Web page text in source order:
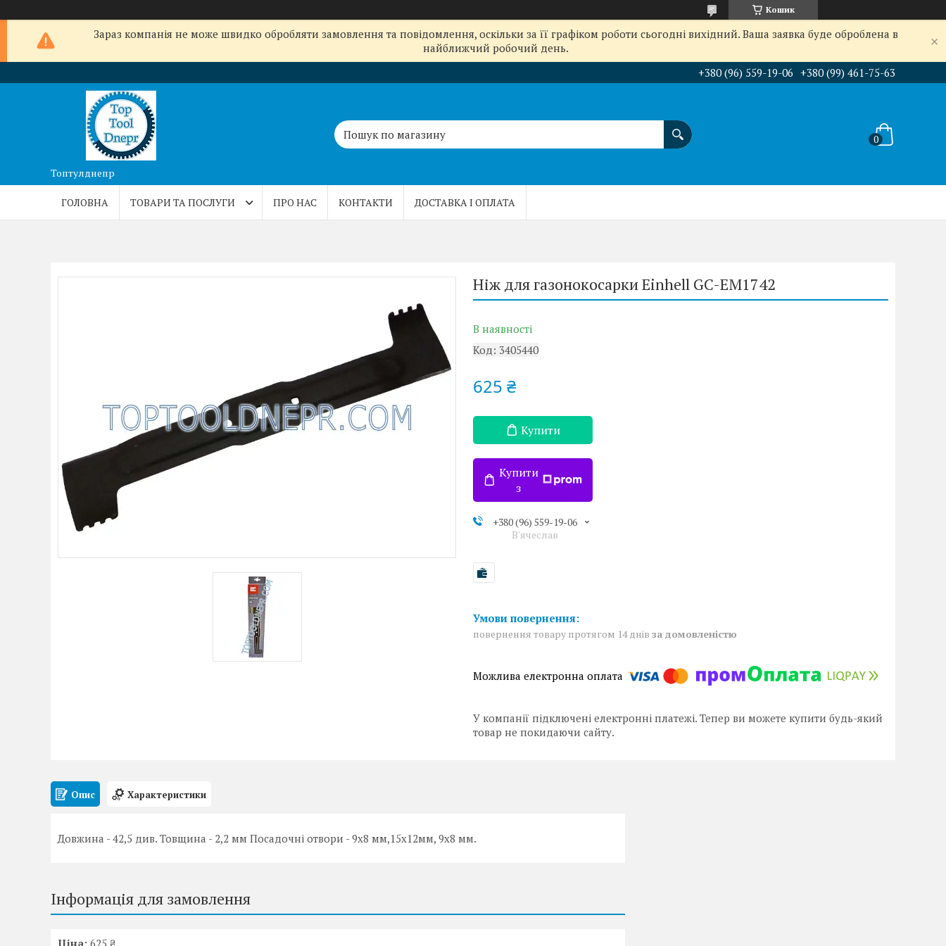
Кошик
Зараз компанія не може швидко обробляти замовлення та повідомлення, оскільки за її графіком роботи сьогодні вихідний. Ваша заявка буде оброблена в
найближчий робочий день.
+380 (96) 559-19-06 +380 (99) 461-75-63
Топтулднепр
ГОЛОВНА ТОВАРИ ТА ПОСЛУГИ ПРО НАС КОНТАКТИ ДОСТАВКА І ОПЛАТА
Ніж для газонокосарки Einhell GC-EM1742
В наявності
Код: 3405440
625 ₴
Купити
Купити
з
+380 (96) 559-19-06
В'ячеслав
повернення товару протягом 14 днів за домовленістю
У компанії підключені електронні платежі. Тепер ви можете купити будь-який
товар не покидаючи сайту.
Опис Характеристики
Довжина - 42,5 див. Товщина - 2,2 мм Посадочні отвори - 9х8 мм,15х12мм, 9х8 мм.
Інформація для замовлення
Ціна: 625 ₴